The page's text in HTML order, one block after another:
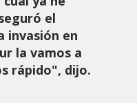
el
invasión en
la vamos a
rápido", dijo.